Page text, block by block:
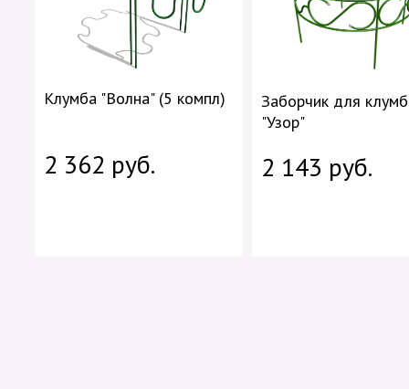
Клумба "Волна" (5 компл)
2 362 руб.
Заборчик для
"Узор"
2 143 руб.